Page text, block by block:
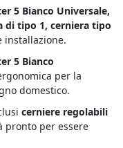
5 Bianco Universale,
di tipo 1, cerniera tipo
installazione.
5 Bianco
per la
domestico.
cerniere regolabili
pronto per essere